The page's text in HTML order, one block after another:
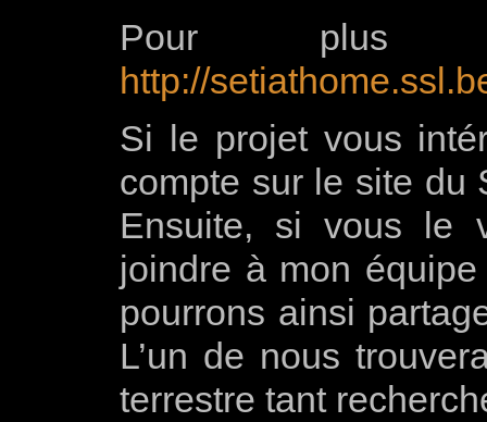
Pour plus
http://
Si le projet vous
compte sur le site du
Ensuite, si vous le
joindre à mon équipe
pourrons ainsi
L’un de nous
terrestre tant